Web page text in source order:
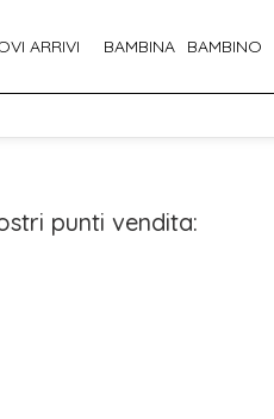
ARRIVI BAMBINA BAMBINO
punti vendita: